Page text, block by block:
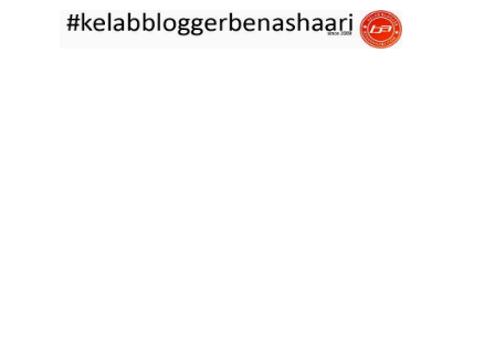
Assalammualaikum, salam Ahad semua. Dah beberapa hari cuaca
asyik hujan saja di... read more